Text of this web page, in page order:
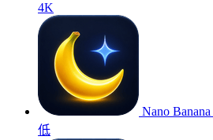
4K
Nano Banana
低